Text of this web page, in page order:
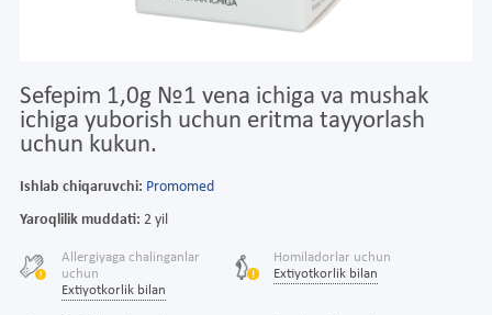
Sefepim 1,0g №1 vena ichiga va mushak
ichiga yuborish uchun eritma tayyorlash
uchun kukun.
Ishlab chiqaruvchi: Promomed
Yaroqlilik muddati: 2 yil
Allergiyaga chalinganlar
uchun
Extiyotkorlik bilan
Homiladorlar uchun
Extiyotkorlik bilan